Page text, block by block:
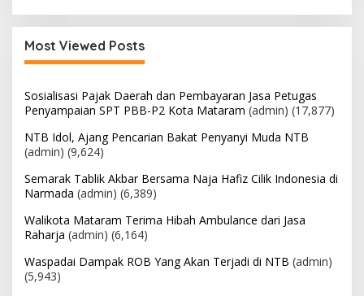
Most Viewed Posts
Sosialisasi Pajak Daerah dan Pembayaran Jasa Petugas
Penyampaian SPT PBB-P2 Kota Mataram (admin) (17,877)
NTB Idol, Ajang Pencarian Bakat Penyanyi Muda NTB
(admin) (9,624)
Semarak Tablik Akbar Bersama Naja Hafiz Cilik Indonesia di
Narmada (admin) (6,389)
Walikota Mataram Terima Hibah Ambulance dari Jasa
Raharja (admin) (6,164)
Waspadai Dampak ROB Yang Akan Terjadi di NTB (admin)
(5,943)